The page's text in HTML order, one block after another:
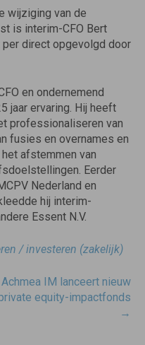
wijziging van de
is interim-CFO Bert
direct opgevolgd door
en ondernemend
jaar ervaring. Hij heeft
professionaliseren van
fusies en overnames en
afstemmen van
Eerder
Nederland en
hij interim-
Essent N.V.
/ investeren (zakelijk)
Achmea IM lanceert nieuw
equity-impactfonds
→